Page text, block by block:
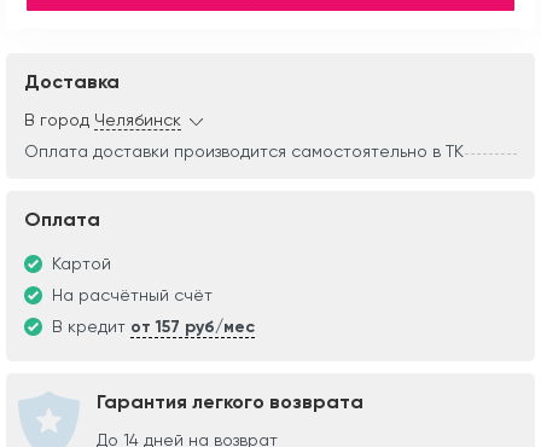
Доставка
В город Челябинск
Оплата доставки производится самостоятельно в ТК
Оплата
Картой
На расчётный счёт
В кредит от 157 руб/мес
Гарантия легкого возврата
До 14 дней на возврат